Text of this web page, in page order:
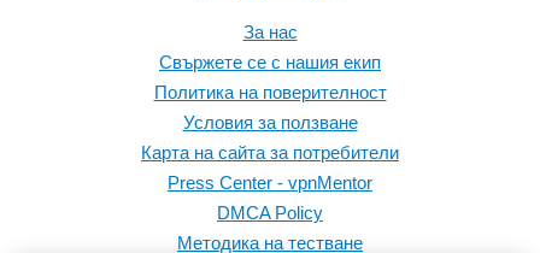
За нас
Свържете се с нашия екип
Политика на поверителност
Условия за ползване
Карта на сайта за потребители
Press Center - vpnMentor
DMCA Policy
Методика на тестване